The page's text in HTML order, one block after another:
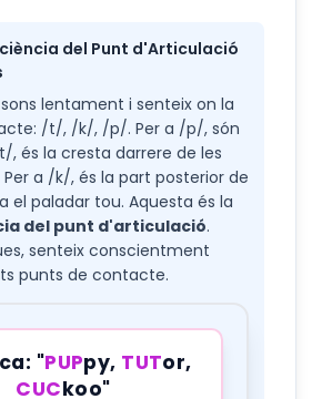
del Punt d'Articulació
lentament i senteix on la
/t/, /k/, /p/. Per a /p/, són
, és la cresta darrere de les
a /k/, és la part posterior de
el paladar tou. Aquesta és la
del punt d'articulació.
senteix conscientment
punts de contacte.
"PUPpy, TUTor,
CUCkoo"